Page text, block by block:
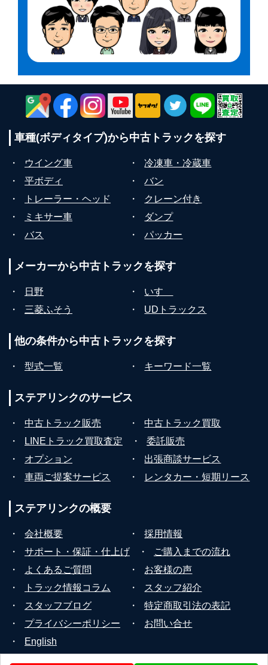
車種(ボディタイプ)から中古トラックを探す
・ ウイング車 ・
冷凍車・冷蔵車
・
平ボディ ・
バン
・
トレーラー・ヘッド ・
クレーン付き
・
ミキサー車 ・
ダンプ
・
バス ・ パッカー
メーカーから中古トラックを探す
・ 日野 ・
いすゞ
・
三菱ふそう ・ UDトラックス
他の条件から中古トラックを探す
・ 型式一覧 ・ キーワード一覧
ステアリンクのサービス
・ 中古トラック販売 ・
中古トラック買取
・
LINEトラック買取査定 ・
委託販売
・
オプション ・
出張商談サービス
・
車両ご提案サービス ・ レンタカー・短期リース
ステアリンクの概要
・ 会社概要 ・
採用情報
・
サポート・保証・仕上げ ・
ご購入までの流れ
・
よくあるご質問 ・
お客様の声
・
トラック情報コラム ・
スタッフ紹介
・
スタッフブログ ・
特定商取引法の表記
・
プライバシーポリシー ・
お問い合せ
・
English